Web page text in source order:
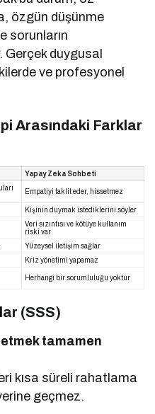
özgün düşünme
sorunların
Gerçek duygusal
ve profesyonel
Arasındaki Farklar
Yapay Zeka Sohbeti
Empatiyi taklit eder, hissetmez
Kişinin duymak istediklerini söyler
Veri sızıntısı ve kötüye kullanım
riski var
Yüzeysel iletişim sağlar
Kriz yönetimi yapamaz
Herhangi bir sorumluluğu yoktur
(SSS)
tamamen
kısa süreli rahatlama
geçmez.